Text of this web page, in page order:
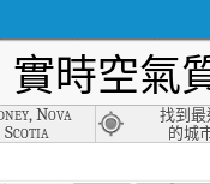
時空氣
Nova
Scotia
找到最
的城